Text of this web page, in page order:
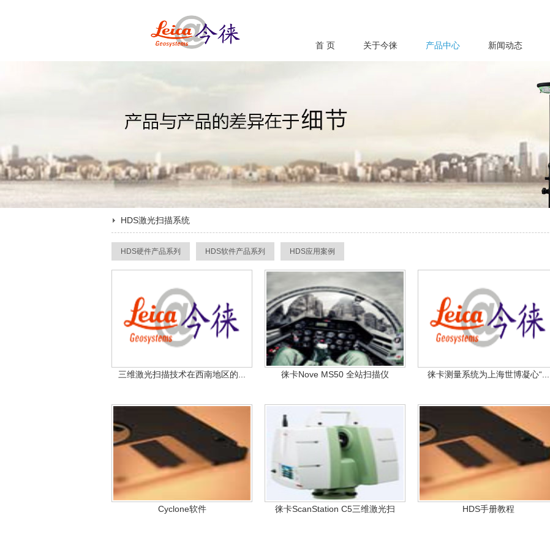
首 页 关于今徕 产品中心 新闻动态
HDS激光扫描系统
HDS硬件产品系列 HDS软件产品系列 HDS应用案例
三维激光扫描技术在西南地区的... 徕卡Nove MS50 全站扫描仪 徕卡测量系统为上海世博凝心“...
Cyclone软件 徕卡ScanStation C5三维激光扫 HDS手册教程